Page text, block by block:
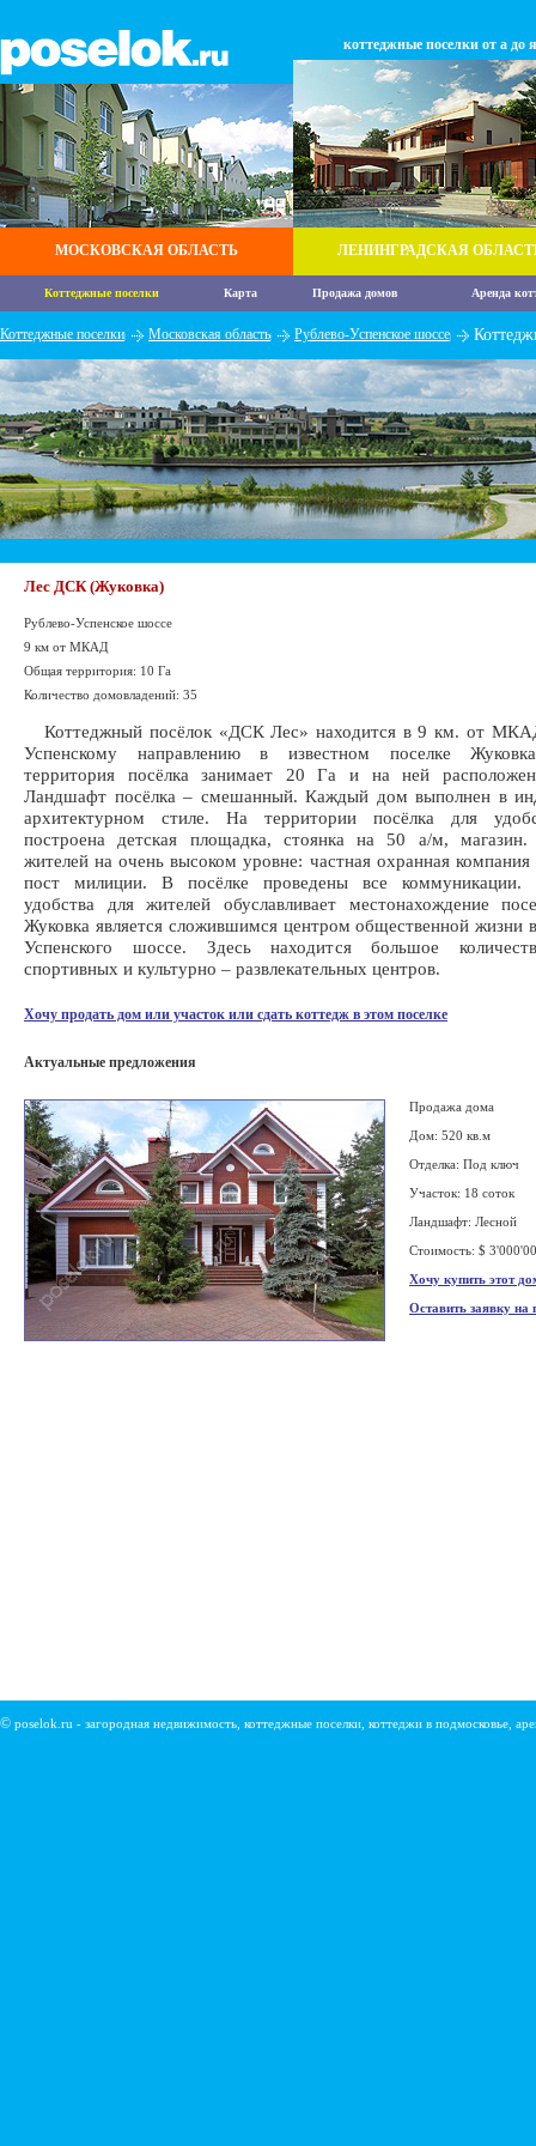
МОСКОВСКАЯ ОБЛАСТЬ
коттеджные поселки от а до я
ЛЕНИНГРАДСКАЯ
Коттеджные поселки Карта Продажа домов Аренда
Коттеджные поселки Московская область Рублево-Успенское шоссе
Лес ДСК (Жуковка)
Рублево-Успенское шоссе
9 км от МКАД
Общая территория: 10 Га
Количество домовладений: 35
Коттеджный посёлок «ДСК Лес» находится в 9 км. от
Успенскому направлению в известном поселке
территория посёлка занимает 20 Га и на ней
Ландшафт посёлка – смешанный. Каждый дом выполнен в
архитектурном стиле. На территории посёлка для
построена детская площадка, стоянка на 50 а/м, магазин.
жителей на очень высоком уровне: частная охранная
пост милиции. В посёлке проведены все коммуникации.
удобства для жителей обуславливает местонахождение
Жуковка является сложившимся центром общественной жизни
Успенского шоссе. Здесь находится большое
спортивных и культурно – развлекательных центров.
Хочу продать дом или участок или сдать коттедж в этом поселке
Актуальные предложения
Продажа дома
Дом: 520 кв.м
Отделка: Под ключ
Участок: 18 соток
Ландшафт: Лесной
Стоимость: $
Хочу купить этот
Оставить заявку на
© poselok.ru - загородная недвижимость, коттеджные поселки, коттеджи в подмосковье,